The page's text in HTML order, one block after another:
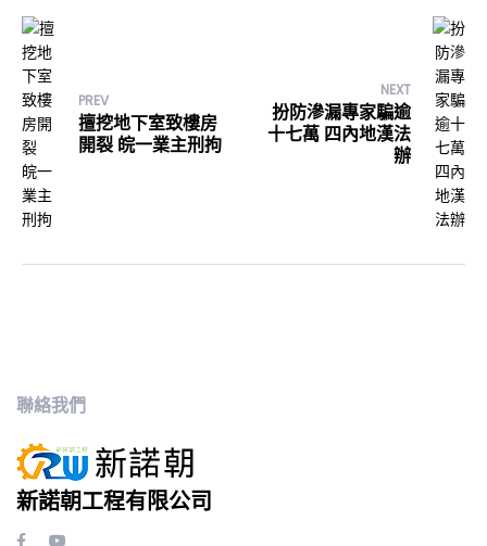
PREV
擅挖地下室致樓房
開裂 皖一業主刑拘
NEXT
扮防滲漏專家騙逾
十七萬 四內地漢法
辦
聯絡我們
新諾朝工程有限公司